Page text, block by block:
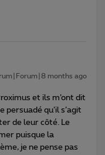
months ago
et ils m’ont dit
qu’il s’agit
de leur côté. Le
puisque la
je ne pense pas